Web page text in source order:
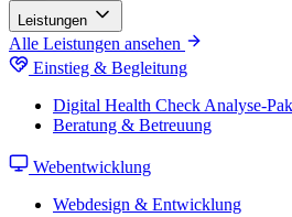
Leistungen
Alle Leistungen ansehen
Einstieg & Begleitung
Digital Health Check Analyse-
Beratung & Betreuung
Webentwicklung
Webdesign & Entwicklung